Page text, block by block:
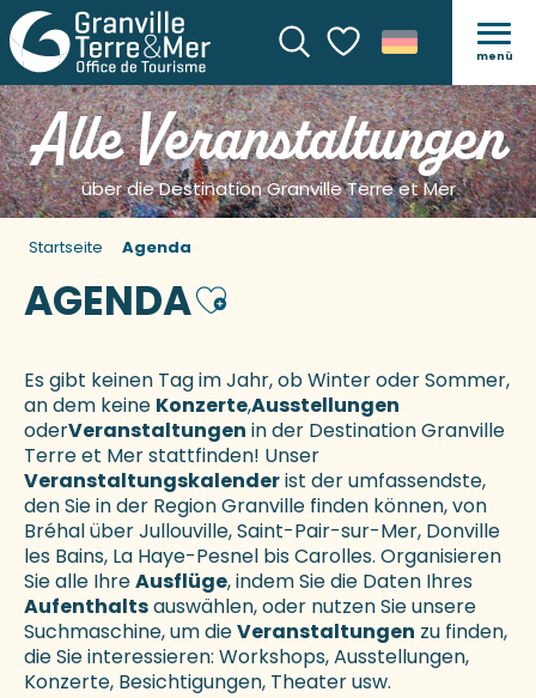
SucheVoir les favoris
menü
Alle Veranstaltungen
über die Destination Granville Terre et Mer
Startseite Agenda
AGENDAAjouter aux favoris
Es gibt keinen Tag im Jahr, ob Winter oder Sommer,
an dem keine Konzerte,Ausstellungen
oderVeranstaltungen in der Destination Granville
Terre et Mer stattfinden! Unser
Veranstaltungskalenderist der umfassendste,
den Sie in der Region Granville finden können, von
Bréhal über Jullouville, Saint-Pair-sur-Mer, Donville
les Bains, La Haye-Pesnel bis Carolles. Organisieren
Sie alle IhreAusflüge, indem Sie die Daten Ihres
Aufenthaltsauswählen, oder nutzen Sie unsere
Suchmaschine, um dieVeranstaltungen zu finden,
die Sie interessieren: Workshops, Ausstellungen,
Konzerte, Besichtigungen, Theater usw.